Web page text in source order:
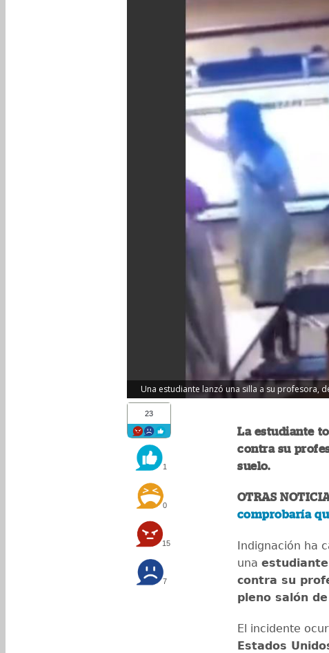
Una estudiante lanzó una silla a su profesora,
23
1
0
15
7
La estudiante
contra su
suelo.
OTRAS
comprobaría
Indignación ha
una
contra su
pleno salón
El incidente
Estados